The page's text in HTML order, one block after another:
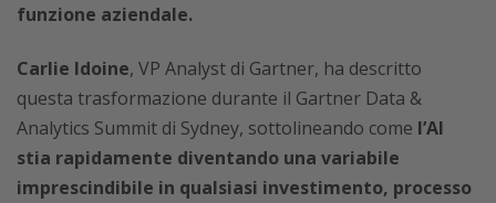
funzione aziendale.
Carlie Idoine, VP Analyst di Gartner, ha descritto
questa trasformazione durante il Gartner Data &
Analytics Summit di Sydney, sottolineando come l’AI
stia rapidamente diventando una variabile
imprescindibile in qualsiasi investimento, processo